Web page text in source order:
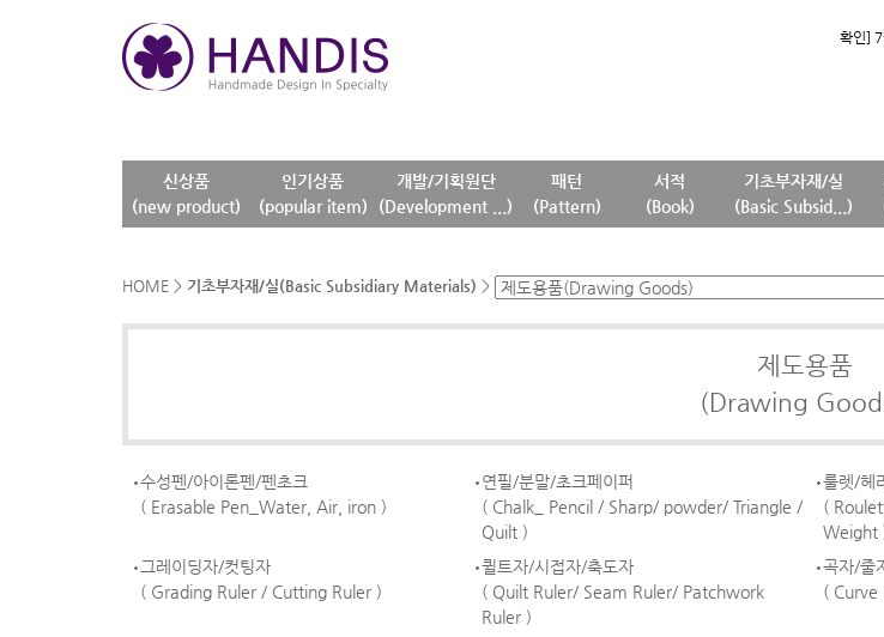
확인] 7
필독] 상
필독]
신상품
(new product)
인기상품
(popular item)
개발/기획원단
(Development ...)
패턴
(Pattern)
서적
(Book)
기초부자재/실
(Basic Subsid...)
HOME > 기초부자재/실(Basic Subsidiary Materials) >
제도용품
(Drawing
수성펜/아이론펜/펜초크
( Erasable Pen_Water, Air, iron )
연필/분말/초크페이퍼
( Chalk_ Pencil / Sharp/ powder/ Triangle /
Quilt )
룰렛/헤
(
Weight
그레이딩자/컷팅자
( Grading Ruler / Cutting Ruler )
퀼트자/시접자/축도자
( Quilt Ruler/ Seam Ruler/ Patchwork
Ruler )
곡자/줄
( Curve